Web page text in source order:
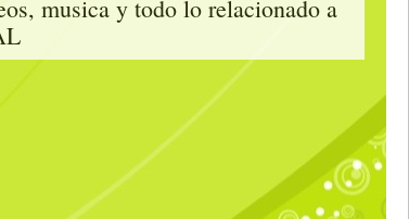
musica y todo lo relacionado a